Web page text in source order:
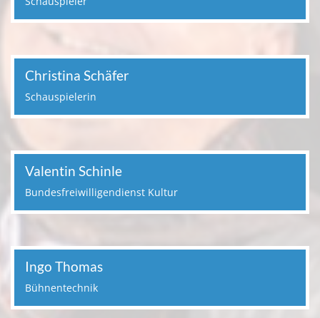
Christina Schäfer
Schauspielerin
Valentin Schinle
Bundesfreiwilligendienst Kultur
Ingo Thomas
Bühnentechnik